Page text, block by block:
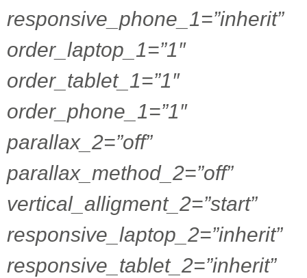
responsive_phone_1=”inherit”
order_laptop_1=”1″
order_tablet_1=”1″
order_phone_1=”1″
parallax_2=”off”
parallax_method_2=”off”
vertical_alligment_2=”start”
responsive_laptop_2=”inherit”
responsive_tablet_2=”inherit”